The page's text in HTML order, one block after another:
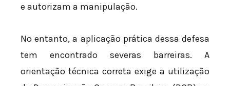
e autorizam a manipulação.
No entanto, a aplicação prática dessa defesa
tem encontrado severas barreiras. A
orientação técnica correta exige a utilização